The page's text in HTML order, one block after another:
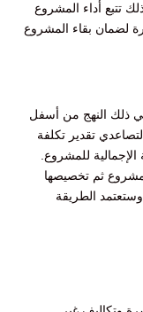
تتبع أداء المشروع
لضمان بقاء المشروع
ذلك النهج من أسفل
تقدير تكلفة
الإجمالية للمشروع.
ثم تخصيصها
وستعتمد الطريقة